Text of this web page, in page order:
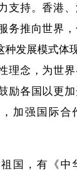
支持。香港
务推向世界
种发展模式体
理念，为世
励各国以更
加强国际合
，有《中